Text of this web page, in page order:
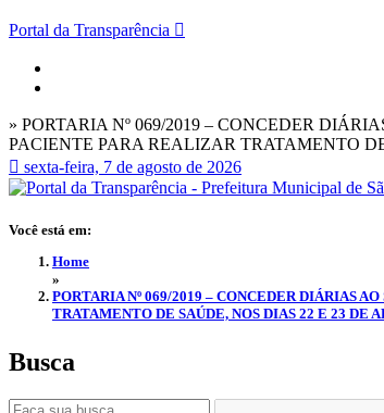
Portal da Transparência
» PORTARIA Nº 069/2019 – CONCEDER
PACIENTE PARA REALIZAR TRATAMENTO
sexta-feira, 7 de agosto de 2026
Você está em:
Home
»
PORTARIA Nº 069/2019 – CONCEDER DIÁRIAS
TRATAMENTO DE SAÚDE, NOS DIAS 22 E 23 DE
Busca